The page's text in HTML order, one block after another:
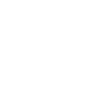
marines
tandis